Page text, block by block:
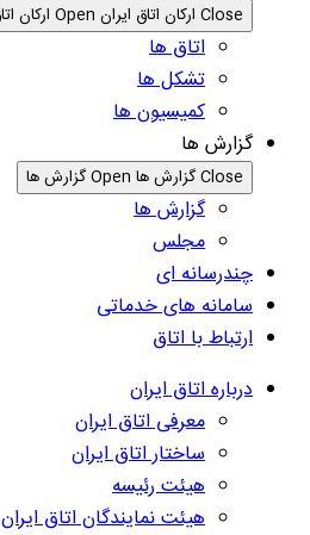
Close ارکان اتاق ایران Open ارکان اتاق ایران
اتاق ها
تشکل ها
کمیسیون ها
گزارش ها
Close گزارش ها Open گزارش ها
گزارش ها
مجلس
چندرسانه ای
سامانه های خدماتی
ارتباط با اتاق
درباره اتاق ایران
معرفی اتاق ایران
ساختار اتاق ایران
هیئت رئیسه
هیئت نمایندگان اتاق ایران